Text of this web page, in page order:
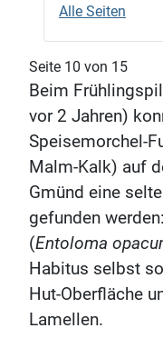
Alle Seiten
Seite 10 von 15
Beim
vor 2 Jahren)
Speisemorchel-
Malm-Kalk) auf
Gmünd eine
gefunden
(Entoloma
Habitus selbst
Hut-Oberfläche
Lamellen.